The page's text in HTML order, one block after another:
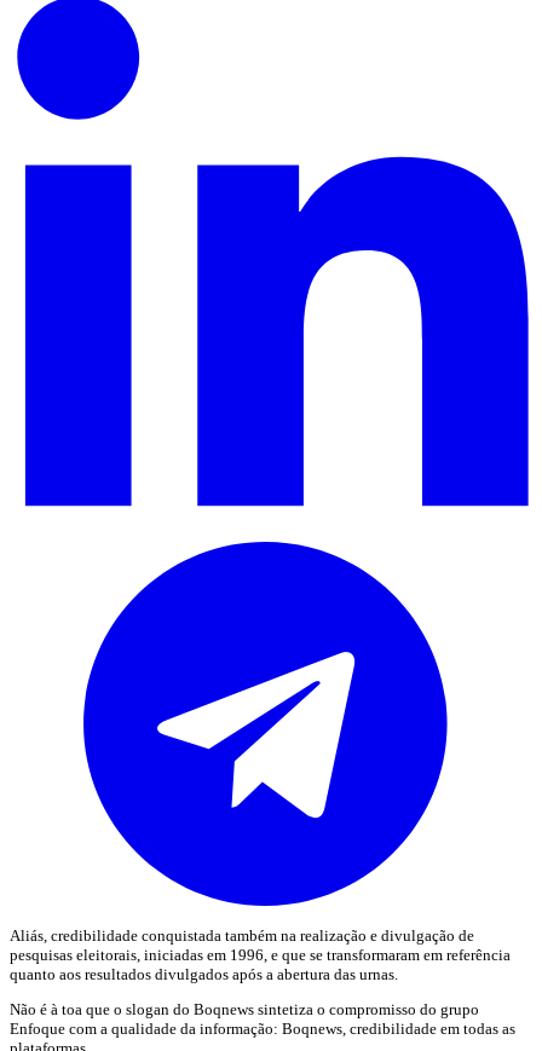
Aliás, credibilidade conquistada também na realização e divulgação de
pesquisas eleitorais, iniciadas em 1996, e que se transformaram em referência
quanto aos resultados divulgados após a abertura das urnas.
Não é à toa que o slogan do Boqnews sintetiza o compromisso do grupo
Enfoque com a qualidade da informação: Boqnews, credibilidade em todas as